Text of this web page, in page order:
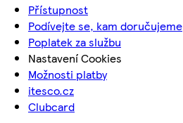
Přístupnost
Podívejte se, kam doručujeme
Poplatek za službu
Nastavení Cookies
Možnosti platby
itesco.cz
Clubcard